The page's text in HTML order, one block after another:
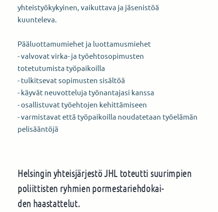
yhteistyökykyinen, vaikuttava ja jäsenistöä
kuunteleva.
Pääluottamumiehet ja luottamusmiehet
- valvovat virka- ja työehtosopimusten
totetutumista työpaikoilla
- tulkitsevat sopimusten sisältöä
- käyvät neuvotteluja työnantajasi kanssa
- osallistuvat työehtojen kehittämiseen
- varmistavat että työpaikoilla noudatetaan työelämän
pelisääntöjä
Helsingin yhteisjärjestö JHL toteutti suurimpien
poliittisten ryhmien pormestariehdokai-
den haastattelut.